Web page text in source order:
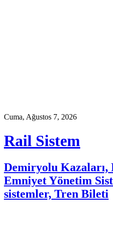
Cuma, Ağustos 7, 2026
Rail Sistem
Demiryolu Kazaları,
Emniyet Yönetim
sistemler, Tren Bileti